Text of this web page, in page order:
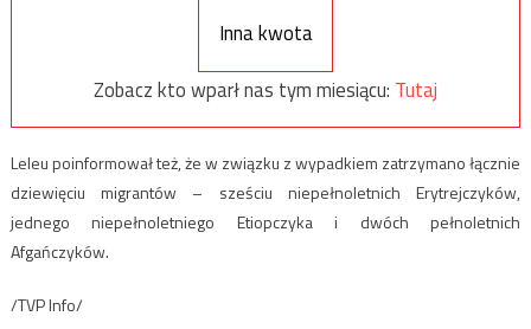
Inna kwota
Zobacz kto wparł nas tym miesiącu: Tutaj
Leleu poinformował też, że w związku z wypadkiem zatrzymano łącznie
dziewięciu migrantów – sześciu niepełnoletnich Erytrejczyków,
jednego niepełnoletniego Etiopczyka i dwóch pełnoletnich
Afgańczyków.
/TVP Info/